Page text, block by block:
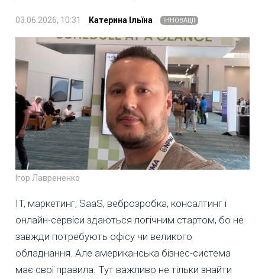
03.06.2026, 10:31 Катерина Ільїна ІННОВАЦІЇ
Ігор Лаврененко
IT, маркетинг, SaaS, веброзробка, консалтинг і
онлайн-сервіси здаються логічним стартом, бо не
завжди потребують офісу чи великого
обладнання. Але американська бізнес-система
має свої правила. Тут важливо не тільки знайти